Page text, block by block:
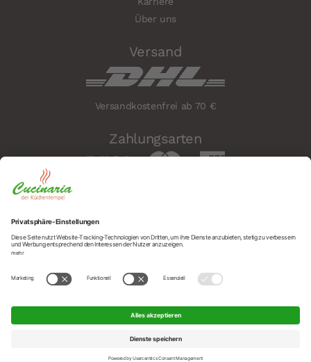
Über uns
Versand
Versandkostenfrei ab 70 €
Zahlungsarten
Sicherheit
Social